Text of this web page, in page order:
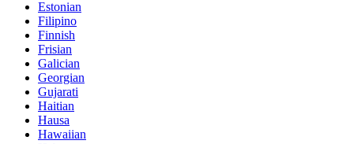
Estonian
Filipino
Finnish
Frisian
Galician
Georgian
Gujarati
Haitian
Hausa
Hawaiian